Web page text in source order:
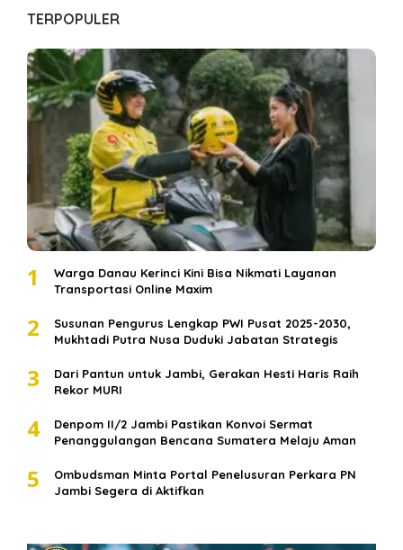
TERPOPULER
1
Warga Danau Kerinci Kini Bisa Nikmati Layanan
Transportasi Online Maxim
2
Susunan Pengurus Lengkap PWI Pusat 2025-2030,
Mukhtadi Putra Nusa Duduki Jabatan Strategis
3
Dari Pantun untuk Jambi, Gerakan Hesti Haris Raih
Rekor MURI
4
Denpom II/2 Jambi Pastikan Konvoi Sermat
Penanggulangan Bencana Sumatera Melaju Aman
5
Ombudsman Minta Portal Penelusuran Perkara PN
Jambi Segera di Aktifkan